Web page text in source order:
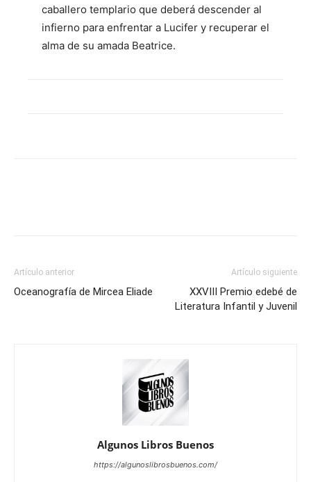
caballero templario que deberá descender al
infierno para enfrentar a Lucifer y recuperar el
alma de su amada Beatrice.
Artículo anterior
Oceanografía de Mircea Eliade
Artículo siguiente
XXVIII Premio edebé de
Literatura Infantil y Juvenil
Algunos Libros Buenos
https://algunoslibrosbuenos.com/